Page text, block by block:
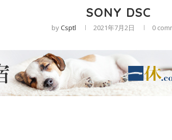
SONY DSC
byCsptl 2021年7月2日 0